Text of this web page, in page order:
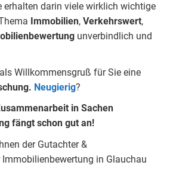
erhalten darin viele wirklich wichtige
Immobilien, Verkehrswert,
unverbindlich und
Willkommensgruß für Sie eine
Neugierig?
in Sachen
fängt schon gut an!
der Gutachter &
in Glauchau